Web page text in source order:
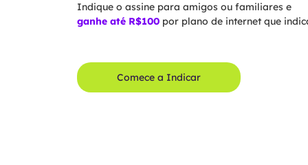
Indique o assine para amigos ou familiares e
ganhe até R$100por plano de internet que
Comece a Indicar